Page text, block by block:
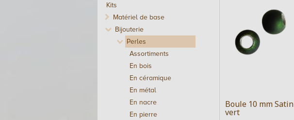
Kits
Matériel de base
Bijouterie
Perles
Assortiments
En bois
En céramique
En métal
En nacre
En pierre
Boule 10 mm Satin
vert